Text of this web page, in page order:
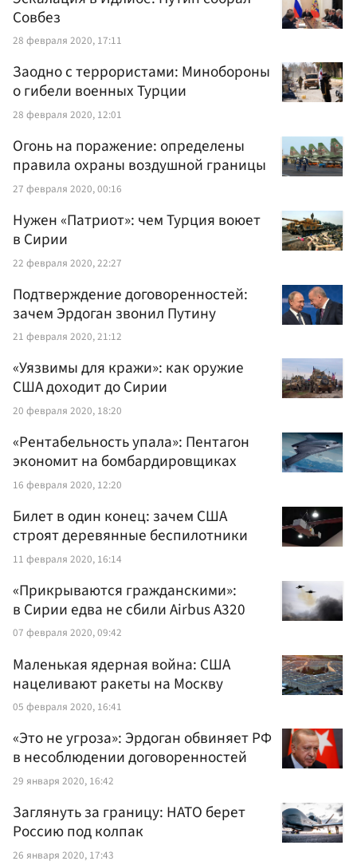
Совбез
28 февраля 2020, 17:11
Заодно с террористами: Минобороны
о гибели военных Турции
28 февраля 2020, 12:01
Огонь на поражение: определены
правила охраны воздушной границы
27 февраля 2020, 00:16
Нужен «Патриот»: чем Турция воюет
в Сирии
22 февраля 2020, 22:27
Подтверждение договоренностей:
зачем Эрдоган звонил Путину
21 февраля 2020, 21:12
«Уязвимы для кражи»: как оружие
США доходит до Сирии
20 февраля 2020, 18:20
«Рентабельность упала»: Пентагон
экономит на бомбардировщиках
16 февраля 2020, 12:20
Билет в один конец: зачем США
строят деревянные беспилотники
11 февраля 2020, 16:14
«Прикрываются гражданскими»:
в Сирии едва не сбили Airbus A320
07 февраля 2020, 09:42
Маленькая ядерная война: США
нацеливают ракеты на Москву
05 февраля 2020, 16:41
«Это не угроза»: Эрдоган обвиняет РФ
в несоблюдении договоренностей
29 января 2020, 16:42
Заглянуть за границу: НАТО берет
Россию под колпак
26 января 2020, 17:43